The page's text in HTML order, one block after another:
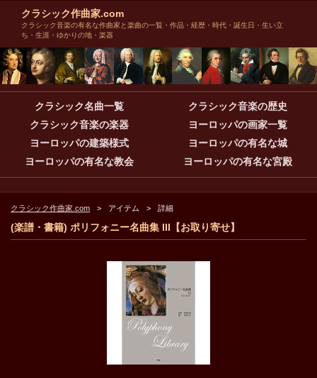
クラシック作曲家.com
クラシック音楽の有名な作曲家と楽曲の一覧・作品・経歴・時代・誕生日・生い立
ち・生涯・ゆかりの地・楽器
クラシック名曲一覧
クラシック音楽の歴史
クラシック音楽の楽器
ヨーロッパの画家一覧
ヨーロッパの建築様式
ヨーロッパの有名な城
ヨーロッパの有名な教会
ヨーロッパの有名な宮殿
クラシック作曲家.com アイテム 詳細
(楽譜・書籍) ポリフォニー名曲集 III【お取り寄せ】